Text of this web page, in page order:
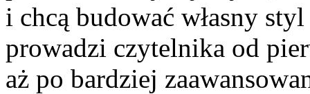
i chcą budować własny
prowadzi czytelnika od
aż po bardziej